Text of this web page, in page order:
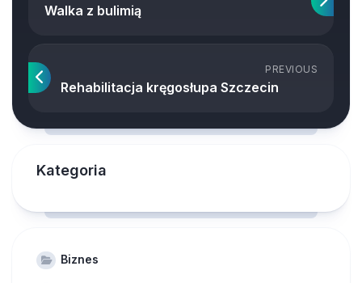
Walka z bulimią
PREVIOUS
Rehabilitacja kręgosłupa Szczecin
Kategoria
Biznes